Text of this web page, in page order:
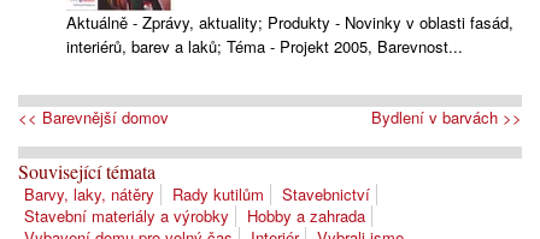
Aktuálně - Zprávy, aktuality; Produkty - Novinky v oblasti fasád,
interiérů, barev a laků; Téma - Projekt 2005, Barevnost...
<< Barevnější domov Bydlení v barvách >>
Související témata
Barvy, laky, nátěry Rady kutilům
Stavebnictví
Stavební materiály a výrobky
Hobby a zahrada